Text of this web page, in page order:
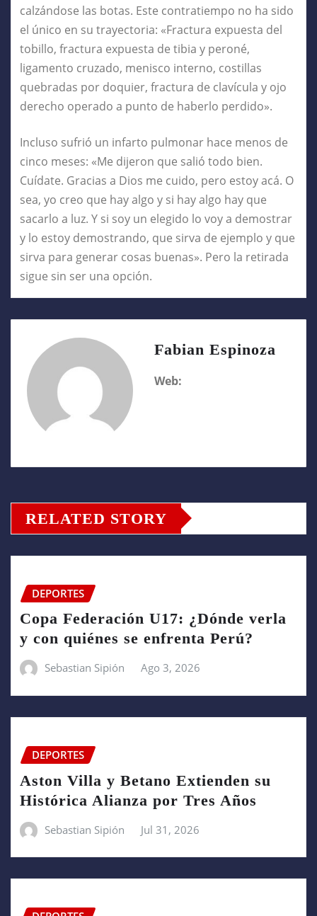
calzándose las botas. Este contratiempo no ha sido
el único en su trayectoria: «Fractura expuesta del
tobillo, fractura expuesta de tibia y peroné,
ligamento cruzado, menisco interno, costillas
quebradas por doquier, fractura de clavícula y ojo
derecho operado a punto de haberlo perdido».
Incluso sufrió un infarto pulmonar hace menos de
cinco meses: «Me dijeron que salió todo bien.
Cuídate. Gracias a Dios me cuido, pero estoy acá. O
sea, yo creo que hay algo y si hay algo hay que
sacarlo a luz. Y si soy un elegido lo voy a demostrar
y lo estoy demostrando, que sirva de ejemplo y que
sirva para generar cosas buenas». Pero la retirada
sigue sin ser una opción.
Fabian Espinoza
Web:
RELATED STORY
DEPORTES
Copa Federación U17: ¿Dónde verla
y con quiénes se enfrenta Perú?
Sebastian Sipión Ago 3, 2026
DEPORTES
Aston Villa y Betano Extienden su
Histórica Alianza por Tres Años
Sebastian Sipión Jul 31, 2026